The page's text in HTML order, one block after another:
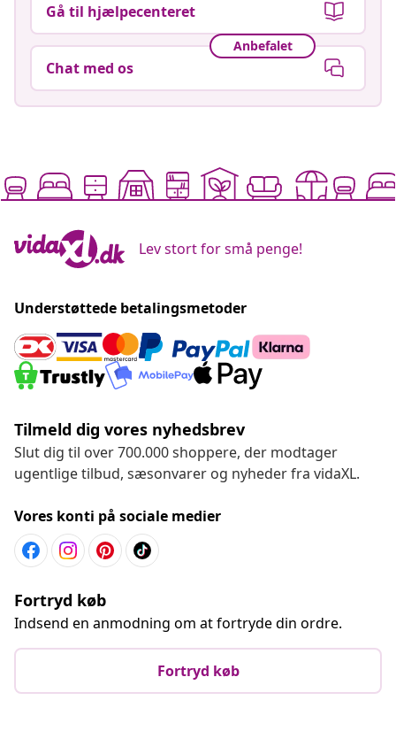
Gå til hjælpecenteret
Anbefalet
Chat med os
Lev stort for små penge!
Understøttede betalingsmetoder
Tilmeld dig vores nyhedsbrev
Slut dig til over 700.000 shoppere, der modtager
ugentlige tilbud, sæsonvarer og nyheder fra vidaXL.
Vores konti på sociale medier
Fortryd køb
Indsend en anmodning om at fortryde din ordre.
Fortryd køb